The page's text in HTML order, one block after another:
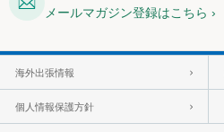
メールマガジン登録はこちら
海外出張情報
個人情報保護方針